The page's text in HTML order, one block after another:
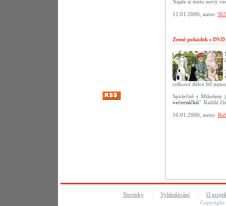
Najde si tento nový
12.01.2006, autor:
Země pohádek s
celkové délce 60
Společně s
večerníčků". Každé
10.01.2006, autor:
Novinky: Vyhledávání: O
Copyright